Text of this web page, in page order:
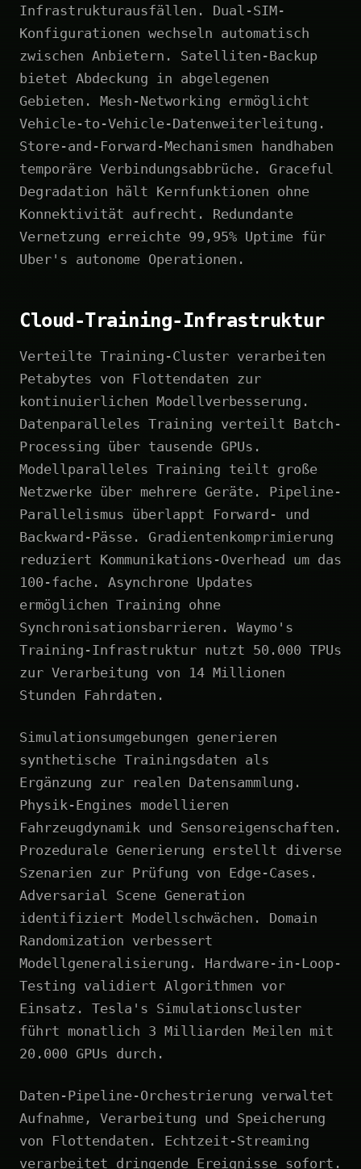
Infrastrukturausfällen. Dual-SIM-
Konfigurationen wechseln automatisch
zwischen Anbietern. Satelliten-Backup
bietet Abdeckung in abgelegenen
Gebieten. Mesh-Networking ermöglicht
Vehicle-to-Vehicle-Datenweiterleitung.
Store-and-Forward-Mechanismen handhaben
temporäre Verbindungsabbrüche. Graceful
Degradation hält Kernfunktionen ohne
Konnektivität aufrecht. Redundante
Vernetzung erreichte 99,95% Uptime für
Uber's autonome Operationen.
Cloud-Training-Infrastruktur
Verteilte Training-Cluster verarbeiten
Petabytes von Flottendaten zur
kontinuierlichen Modellverbesserung.
Datenparalleles Training verteilt Batch-
Processing über tausende GPUs.
Modellparalleles Training teilt große
Netzwerke über mehrere Geräte. Pipeline-
Parallelismus überlappt Forward- und
Backward-Pässe. Gradientenkomprimierung
reduziert Kommunikations-Overhead um das
100-fache. Asynchrone Updates
ermöglichen Training ohne
Synchronisationsbarrieren. Waymo's
Training-Infrastruktur nutzt 50.000 TPUs
zur Verarbeitung von 14 Millionen
Stunden Fahrdaten.
Simulationsumgebungen generieren
synthetische Trainingsdaten als
Ergänzung zur realen Datensammlung.
Physik-Engines modellieren
Fahrzeugdynamik und Sensoreigenschaften.
Prozedurale Generierung erstellt diverse
Szenarien zur Prüfung von Edge-Cases.
Adversarial Scene Generation
identifiziert Modellschwächen. Domain
Randomization verbessert
Modellgeneralisierung. Hardware-in-Loop-
Testing validiert Algorithmen vor
Einsatz. Tesla's Simulationscluster
führt monatlich 3 Milliarden Meilen mit
20.000 GPUs durch.
Daten-Pipeline-Orchestrierung verwaltet
Aufnahme, Verarbeitung und Speicherung
von Flottendaten. Echtzeit-Streaming
verarbeitet dringende Ereignisse sofort.